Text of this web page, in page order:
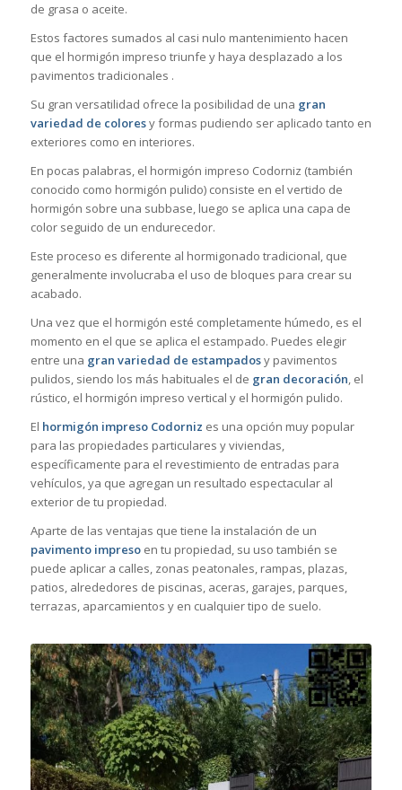
de grasa o aceite.
Estos factores sumados al casi nulo mantenimiento hacen
que el hormigón impreso triunfe y haya desplazado a los
pavimentos tradicionales .
Su gran versatilidad ofrece la posibilidad de una gran
variedad de coloresy formas pudiendo ser aplicado tanto en
exteriores como en interiores.
En pocas palabras, el hormigón impreso Codorniz (también
conocido como hormigón pulido) consiste en el vertido de
hormigón sobre una subbase, luego se aplica una capa de
color seguido de un endurecedor.
Este proceso es diferente al hormigonado tradicional, que
generalmente involucraba el uso de bloques para crear su
acabado.
Una vez que el hormigón esté completamente húmedo, es el
momento en el que se aplica el estampado. Puedes elegir
entre una gran variedad de estampadosy pavimentos
pulidos, siendo los más habituales el de gran decoración, el
rústico, el hormigón impreso vertical y el hormigón pulido.
El hormigón impreso Codorniz es una opción muy popular
para las propiedades particulares y viviendas,
específicamente para el revestimiento de entradas para
vehículos, ya que agregan un resultado espectacular al
exterior de tu propiedad.
Aparte de las ventajas que tiene la instalación de un
pavimento impresoen tu propiedad, su uso también se
puede aplicar a calles, zonas peatonales, rampas, plazas,
patios, alrededores de piscinas, aceras, garajes, parques,
terrazas, aparcamientos y en cualquier tipo de suelo.